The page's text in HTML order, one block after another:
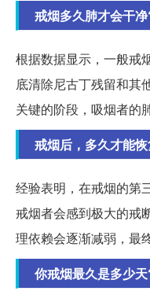
戒烟多久肺才会干
根据数据显示，一般戒
底清除尼古丁残留和其
关键的阶段，吸烟者的
戒烟后，多久才能
经验表明，在戒烟的第
戒烟者会感到极大的戒
理依赖会逐渐减弱，最
你戒烟最久是多少